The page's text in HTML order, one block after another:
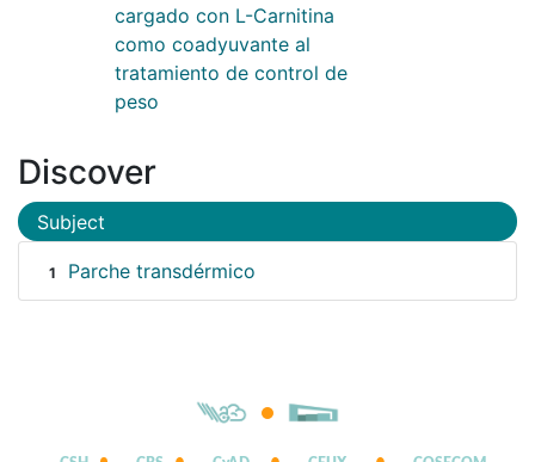
cargado con L-Carnitina
como coadyuvante al
tratamiento de control de
peso
Discover
Subject
1 Parche transdérmico